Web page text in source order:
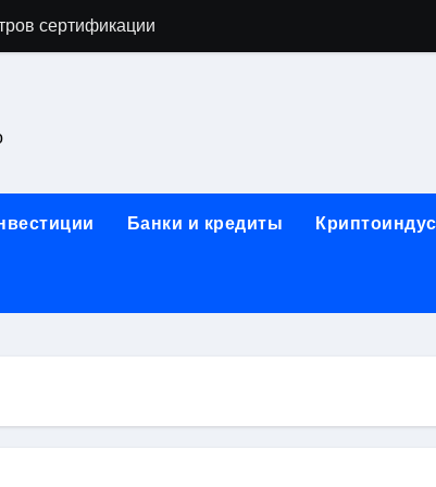
бра в виде факела с эффектом старины
работы на объектах культурного наследия
одежды: джемперы, брюки, куртки
для международных расчетов
от проектной документации до
Банки и кредиты